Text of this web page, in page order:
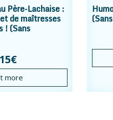
Père-Lachaise :
de maîtresses
! (Sans
15€
more